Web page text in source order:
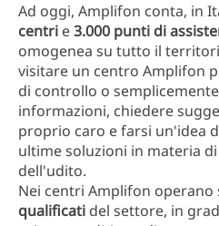
Ad oggi, Amplifon conta, in
centri e3.000 punti di
omogenea su tutto il
visitare un centro Amplifon
di controllo o
informazioni, chiedere
proprio caro e farsi un'idea
ultime soluzioni in materia
dell'udito.
Nei centri Amplifon operano
qualificati del settore, in